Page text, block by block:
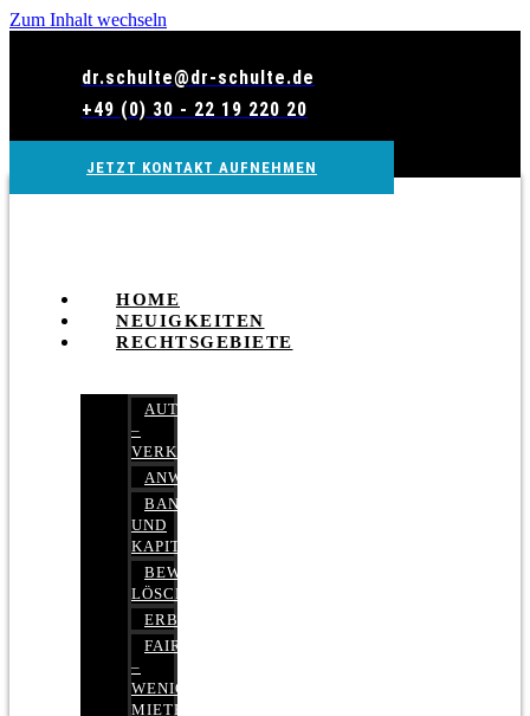
Zum Inhalt wechseln
dr.schulte@dr-schulte.de
+49 (0) 30 - 22 19 220 20
JETZT KONTAKT AUFNEHMEN
HOME
NEUIGKEITEN
RECHTSGEBIETE
AUTOBETRUG
–
VERKEHRSRECHT
ANWALTSHAFTUNGSRECHT
BANK-
UND
KAPITALMARKTRECHT
BEWERTUNGEN
LÖSCHEN
ERBRECHT
FAIRMIETEN
–
WENIGER
MIETE